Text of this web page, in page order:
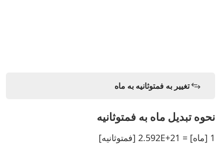
تغییر به فمتوثانیه به ماه
نحوه تبدیل ماه به فمتوثانیه
1 [ماه] = 2.592E+21 [فمتوثانیه]